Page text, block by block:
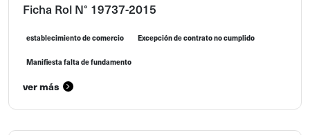
Ficha Rol N° 19737-2015
establecimiento de comercio Excepción de contrato no cumplido
Manifiesta falta de fundamento
ver más